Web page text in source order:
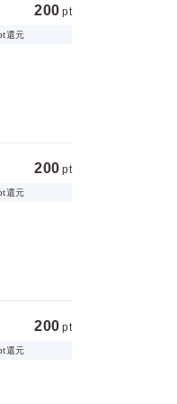
200 pt
還元
200 pt
還元
200 pt
還元